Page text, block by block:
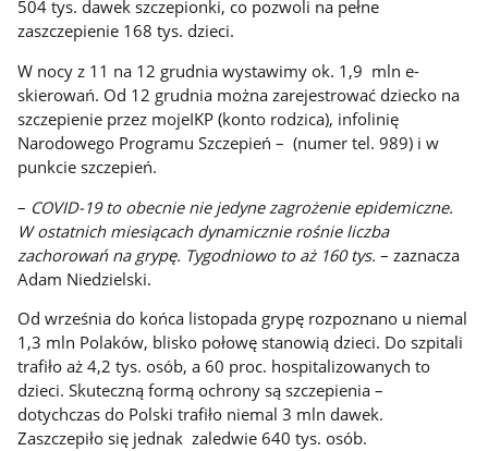
504 tys. dawek szczepionki, co pozwoli na pełne
zaszczepienie 168 tys. dzieci.
W nocy z 11 na 12 grudnia wystawimy ok. 1,9 mln e-
skierowań. Od 12 grudnia można zarejestrować dziecko na
szczepienie przez mojeIKP (konto rodzica), infolinię
Narodowego Programu Szczepień – (numer tel. 989) i w
punkcie szczepień.
– COVID-19 to obecnie nie jedyne zagrożenie epidemiczne.
W ostatnich miesiącach dynamicznie rośnie liczba
zachorowań na grypę. Tygodniowo to aż 160 tys. – zaznacza
Adam Niedzielski.
Od września do końca listopada grypę rozpoznano u niemal
1,3 mln Polaków, blisko połowę stanowią dzieci. Do szpitali
trafiło aż 4,2 tys. osób, a 60 proc. hospitalizowanych to
dzieci. Skuteczną formą ochrony są szczepienia –
dotychczas do Polski trafiło niemal 3 mln dawek.
Zaszczepiło się jednak zaledwie 640 tys. osób.